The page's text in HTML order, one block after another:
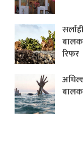
बालक
रिफर